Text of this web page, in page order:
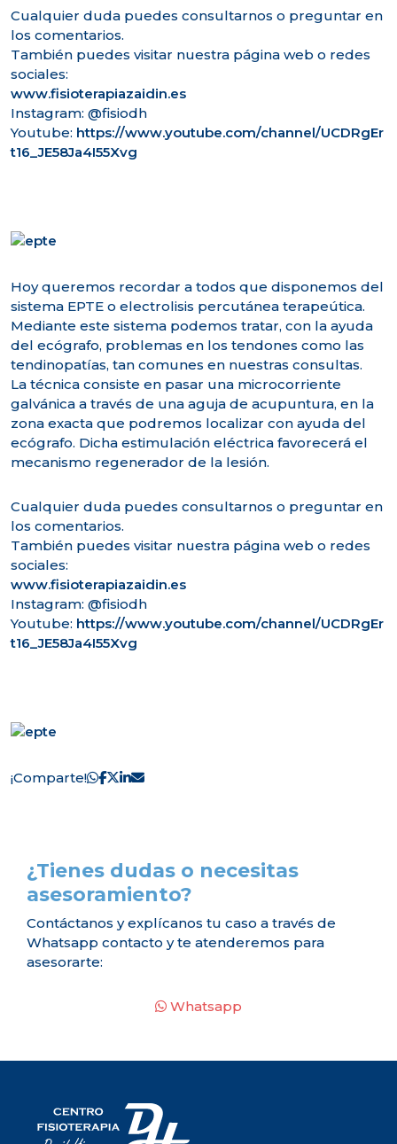
Cualquier duda puedes consultarnos o preguntar en
los comentarios.
También puedes visitar nuestra página web o redes
sociales:
www.fisioterapiazaidin.es
Instagram: @fisiodh
Youtube: https://www.youtube.com/channel/UCDRgEr
t16_JE58Ja4I55Xvg
Hoy queremos recordar a todos que disponemos del
sistema EPTE o electrolisis percutánea terapeútica.
Mediante este sistema podemos tratar, con la ayuda
del ecógrafo, problemas en los tendones como las
tendinopatías, tan comunes en nuestras consultas.
La técnica consiste en pasar una microcorriente
galvánica a través de una aguja de acupuntura, en la
zona exacta que podremos localizar con ayuda del
ecógrafo. Dicha estimulación eléctrica favorecerá el
mecanismo regenerador de la lesión.
Cualquier duda puedes consultarnos o preguntar en
los comentarios.
También puedes visitar nuestra página web o redes
sociales:
www.fisioterapiazaidin.es
Instagram: @fisiodh
Youtube: https://www.youtube.com/channel/UCDRgEr
t16_JE58Ja4I55Xvg
¡Comparte!
¿Tienes dudas o necesitas
asesoramiento?
Contáctanos y explícanos tu caso a través de
Whatsapp contacto y te atenderemos para
asesorarte:
Whatsapp